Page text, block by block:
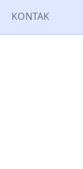
KONTAK